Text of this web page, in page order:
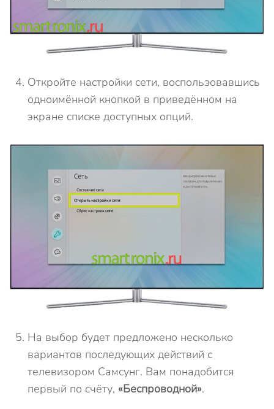
Откройте настройки сети, воспользовавшись
одноимённой кнопкой в приведённом на
экране списке доступных опций.
На выбор будет предложено несколько
вариантов последующих действий с
телевизором Самсунг. Вам понадобится
первый по счёту, «Беспроводной».